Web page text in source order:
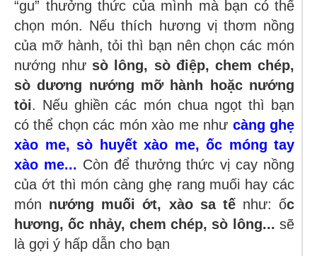
“gu” thưởng thức của mình mà bạn có thể
chọn món. Nếu thích hương vị thơm nồng
của mỡ hành, tỏi thì bạn nên chọn các món
nướng như sò lông, sò điệp, chem chép,
sò dương nướng mỡ hành hoặc nướng
tỏi. Nếu ghiền các món chua ngọt thì bạn
có thể chọn các món xào me như càng ghẹ
xào me, sò huyết xào me, ốc móng tay
xào me... Còn để thưởng thức vị cay nồng
của ớt thì món càng ghẹ rang muối hay các
món nướng muối ớt, xào sa tế như: ốc
hương, ốc nhảy, chem chép, sò lông... sẽ
là gợi ý hấp dẫn cho bạn